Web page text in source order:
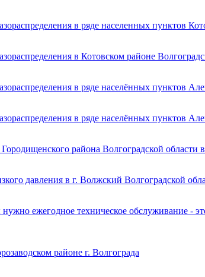
в ряде населенных пунктов
в Котовском районе
в ряде населённых пунктов
в ряде населённых пунктов
района Волгоградской
давления в г. Волжский Волгоградской
ежегодное техническое обслуживание -
районе г. Волгограда